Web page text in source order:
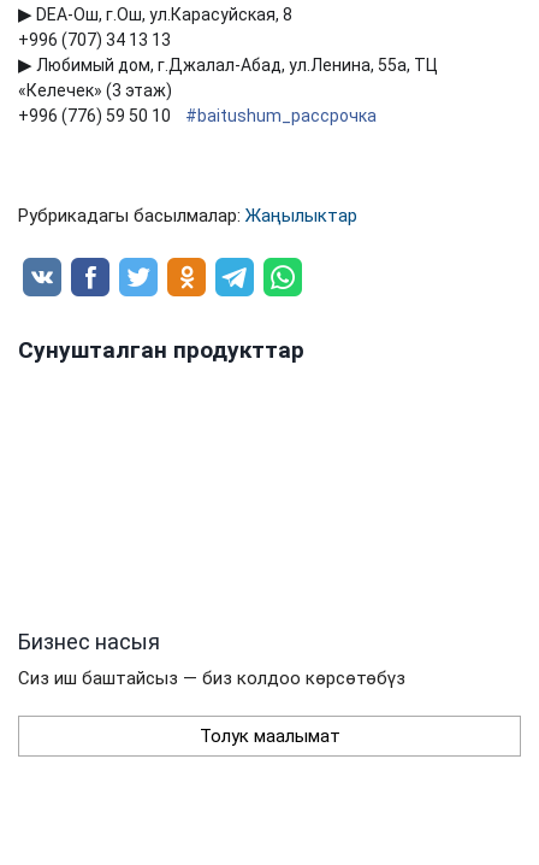
▶ DEA-Ош, г.Ош, ул.Карасуйская, 8
+996 (707) 34 13 13
▶ Любимый дом, г.Джалал-Абад, ул.Ленина, 55а, ТЦ
«Келечек» (3 этаж)
+996 (776) 59 50 10 #baitushum_рассрочка
Рубрикадагы басылмалар: Жаңылыктар
Сунушталган продукттар
Бизнес насыя
Сиз иш баштайсыз — биз колдоо көрсөтөбүз
Толук маалымат